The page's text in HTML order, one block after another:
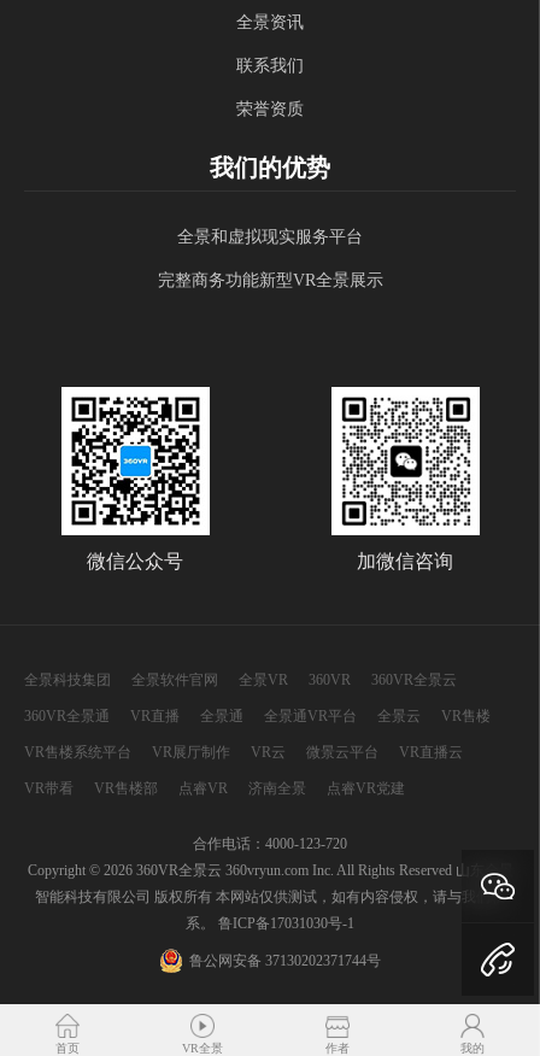
首页 VR全景 作者 我的
全景资讯
联系我们
荣誉资质
我们的优势
全景和虚拟现实服务平台
完整商务功能新型VR全景展示
微信公众号 加微信咨询
全景科技集团 全景软件官网 全景VR 360VR 360VR全景云
360VR全景通 VR直播 全景通 全景通VR平台 全景云 VR售楼
VR售楼系统平台 VR展厅制作 VR云 微景云平台 VR直播云
VR带看 VR售楼部 点睿VR 济南全景 点睿VR党建
合作电话：4000-123-720
Copyright © 2026 360VR全景云 360vryun.com Inc. All Rights Reserved 山东全景
智能科技有限公司 版权所有 本网站仅供测试，如有内容侵权，请与我们联
系。 鲁ICP备17031030号-1
鲁公网安备 37130202371744号